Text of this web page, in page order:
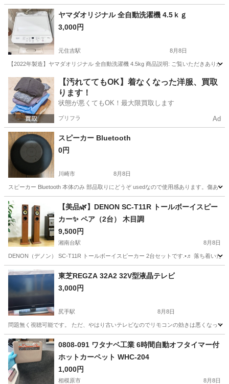
神奈川 横浜市 鷺沼駅 美容家電 体重計
ヤマダオリジナル 全自動洗濯機 4.5ｋｇ
3,000円
元住吉駅 8月8日
【2022年製造】ヤマダオリジナル 全自動洗濯機 4.5kg 商品説明: ご覧いただきあり
神奈川 川崎市 元住吉駅 生活家電
【汚れててもOK】着なくなった洋服、買取
ります！
状態が悪くてもOK！最大限買取します
プリフラ Ad
スピーカー Bluetooth
0円
川崎市 8月8日
スピーカー Bluetooth 本体のみ 部品取りにどうぞ usedなので使用感あります。傷あ
神奈川 オーディオ
【美品🌿‬】DENON SC-T11R トールボーイスピー
カー✨️ ペア（2台） 木目調
9,500円
湘南台駅 8月8日
DENON（デノン） SC-T11R トールボーイスピーカー 2台セットです.•♬ 落ち着いた
神奈川 藤沢市 湘南台駅 オーディオ トールボーイ
東芝REGZA 32A2 32V型液晶テレビ
3,000円
尻手駅 8月8日
問題無く視聴可能です。 ただ、やはり古いテレビなのでリモコンの効きは悪くなっ
神奈川 川崎市 テレビ REGZA
0808-091 ワタナベ工業 6時間自動オフタイマー付
ホットカーペット WHC-204
1,000円
相模原市 8月8日